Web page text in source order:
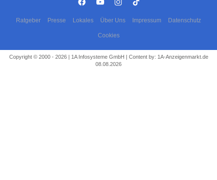
Ratgeber Presse Lokales Über Uns Impressum Datenschutz
Cookies
Copyright © 2000 - 2026 | 1A Infosysteme GmbH | Content by: 1A-Anzeigenmarkt.de
08.08.2026